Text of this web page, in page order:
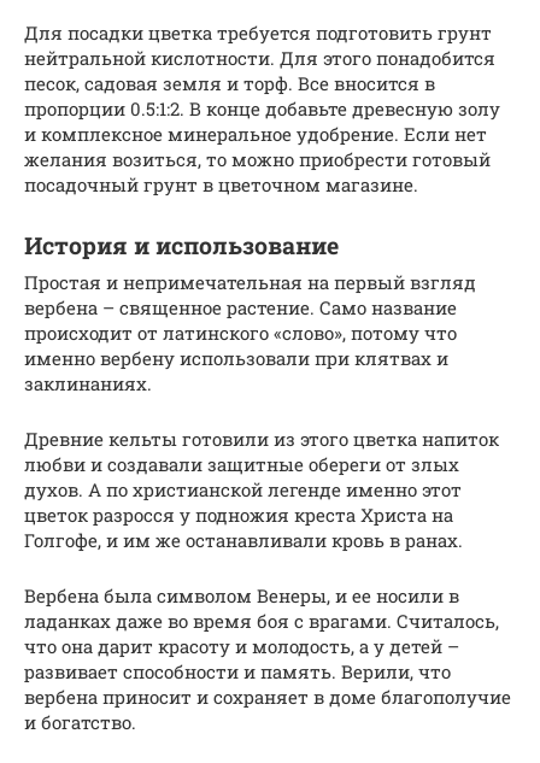
Для посадки цветка требуется подготовить грунт
нейтральной кислотности. Для этого понадобится
песок, садовая земля и торф. Все вносится в
пропорции 0.5:1:2. В конце добавьте древесную золу
и комплексное минеральное удобрение. Если нет
желания возиться, то можно приобрести готовый
посадочный грунт в цветочном магазине.
История и использование
Простая и непримечательная на первый взгляд
вербена – священное растение. Само название
происходит от латинского «слово», потому что
именно вербену использовали при клятвах и
заклинаниях.
Древние кельты готовили из этого цветка напиток
любви и создавали защитные обереги от злых
духов. А по христианской легенде именно этот
цветок разросся у подножия креста Христа на
Голгофе, и им же останавливали кровь в ранах.
Вербена была символом Венеры, и ее носили в
ладанках даже во время боя с врагами. Считалось,
что она дарит красоту и молодость, а у детей –
развивает способности и память. Верили, что
вербена приносит и сохраняет в доме благополучие
и богатство.